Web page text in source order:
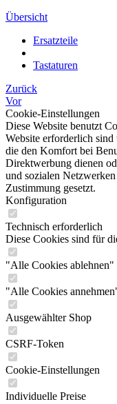
Übersicht
Ersatzteile
Tastaturen
Zurück
Vor
Cookie-Einstellungen
Diese Website benutzt
Website erforderlich sind
die den Komfort bei
Direktwerbung dienen
und sozialen
Zustimmung gesetzt.
Konfiguration
Technisch erforderlich
Diese Cookies sind für
"Alle Cookies ablehnen"
"Alle Cookies
Ausgewählter Shop
CSRF-Token
Cookie-Einstellungen
Individuelle Preise